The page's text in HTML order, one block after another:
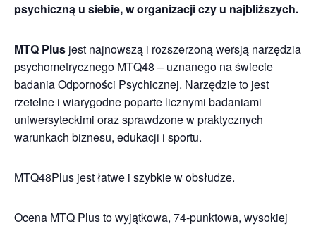
psychiczną u siebie, w organizacji czy u najbliższych.
MTQ Plus jest najnowszą i rozszerzoną wersją narzędzia
psychometrycznego MTQ48 – uznanego na świecie
badania Odporności Psychicznej. Narzędzie to jest
rzetelne i wiarygodne poparte licznymi badaniami
uniwersyteckimi oraz sprawdzone w praktycznych
warunkach biznesu, edukacji i sportu.
MTQ48Plus jest łatwe i szybkie w obsłudze.
Ocena MTQ Plus to wyjątkowa, 74-punktowa, wysokiej